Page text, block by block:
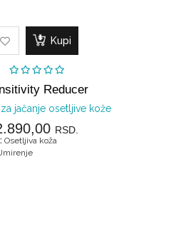
Kupi
Reducer
jačanje osetljive kože
RSD.
Osetljiva koža